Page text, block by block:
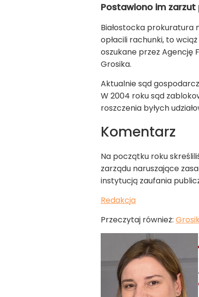
Postawiono im zarzut
Białostocka prokuratura
opłacili rachunki, to
oszukane przez Agencję
Grosika.
Aktualnie sąd
W 2004 roku sąd
roszczenia byłych
Komentarz
Na początku roku
zarządu naruszające
instytucją zaufania
Redakcja
Przeczytaj również: